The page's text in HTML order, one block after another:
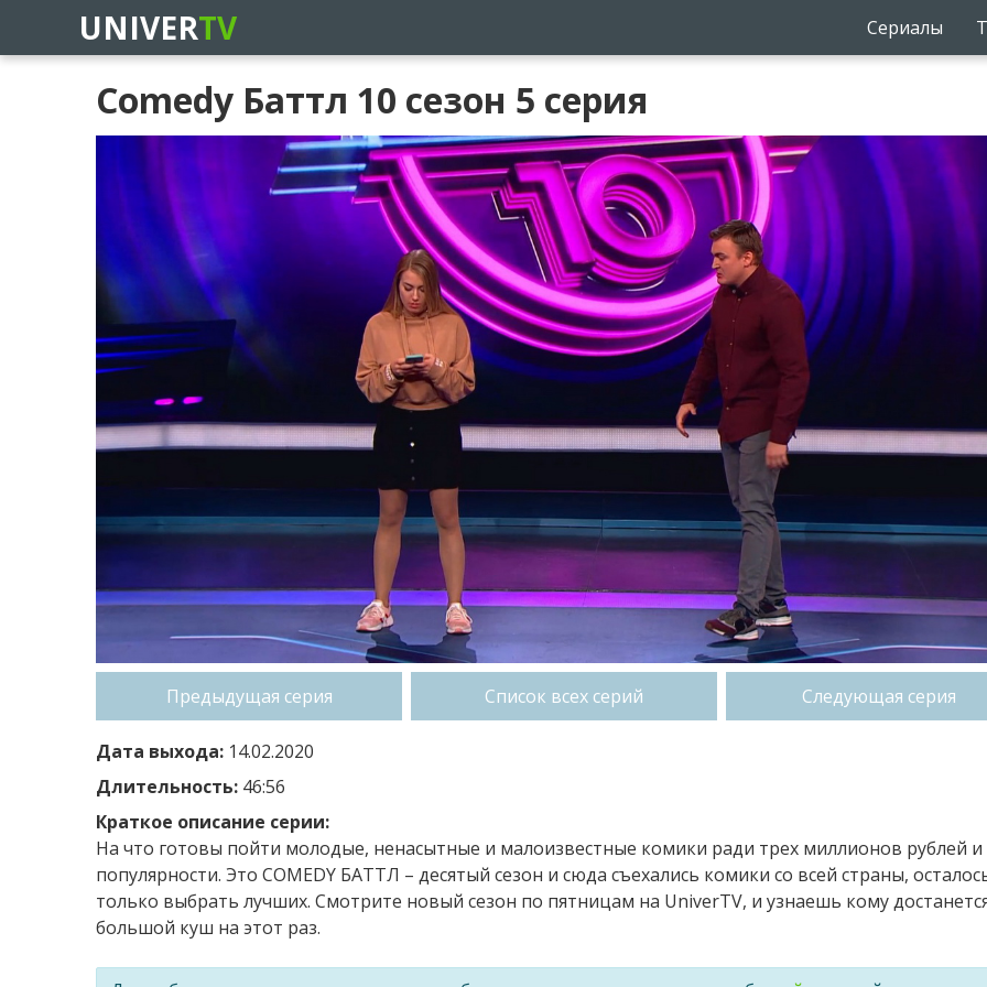
UNIVERTV Сериалы
Comedy Баттл 10 сезон 5 серия
Предыдущая серия Список всех серий Следующая серия
Дата выхода: 14.02.2020
Длительность: 46:56
Краткое описание серии:
На что готовы пойти молодые, ненасытные и малоизвестные комики ради трех миллионов рублей и
популярности. Это COMEDY БАТТЛ – десятый сезон и сюда съехались комики со всей страны,
только выбрать лучших. Смотрите новый сезон по пятницам на UniverTV, и узнаешь кому
большой куш на этот раз.